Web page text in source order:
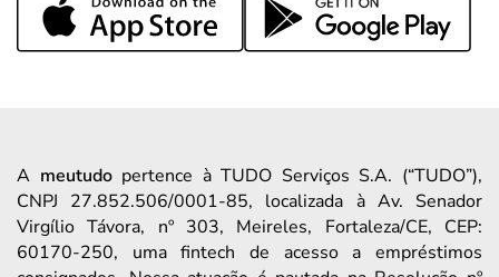
A meutudopertence à TUDO Serviços S.A. (“TUDO”),
CNPJ 27.852.506/0001-85, localizada à Av. Senador
Virgílio Távora, nº 303, Meireles, Fortaleza/CE, CEP:
60170-250, uma fintech de acesso a empréstimos